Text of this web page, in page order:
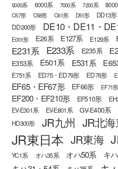
5000系 6000系 7000系 7200系
C57形
C58形 C61形 D51形 DD13形
DD200形 DE10・DE11・
E001形 E26系 E127系 E129系
E231系 E233系 E235系
E353系 E501系 E531系
E751系 ED75・ED79形 ED76形
EF65・EF67形 EF66形 EF71形
EF200・EF210形
EF510形
EV-E301系 EV-E801系 GV-E400系
HD300形 JR九州 JR北海
JR東日本 JR東海
YC1系 オハ35系 オハ50系 キ